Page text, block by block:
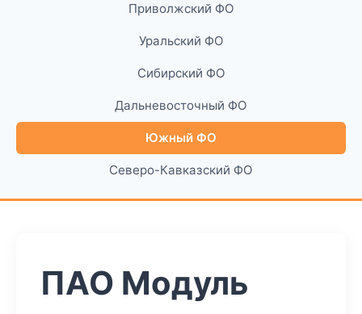
Приволжский ФО
Уральский ФО
Сибирский ФО
Дальневосточный ФО
Южный ФО
Северо-Кавказский ФО
ПАО Модуль